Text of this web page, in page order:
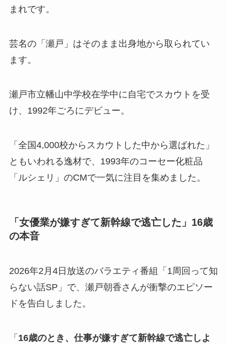
まれです。
芸名の「瀬戸」はそのまま出身地から取られてい
ます。
瀬戸市立幡山中学校在学中に自宅でスカウトを受
け、1992年ごろにデビュー。
「全国4,000校からスカウトした中から選ばれた」
ともいわれる逸材で、1993年のコーセー化粧品
「ルシェリ」のCMで一気に注目を集めました。
「女優業が嫌すぎて新幹線で逃亡した」16歳
の本音
2026年2月4日放送のバラエティ番組「1周回って知
らない話SP」で、瀬戸朝香さんが衝撃のエピソー
ドを告白しました。
「 16歳のとき、仕事が嫌すぎて新幹線で逃亡しよ